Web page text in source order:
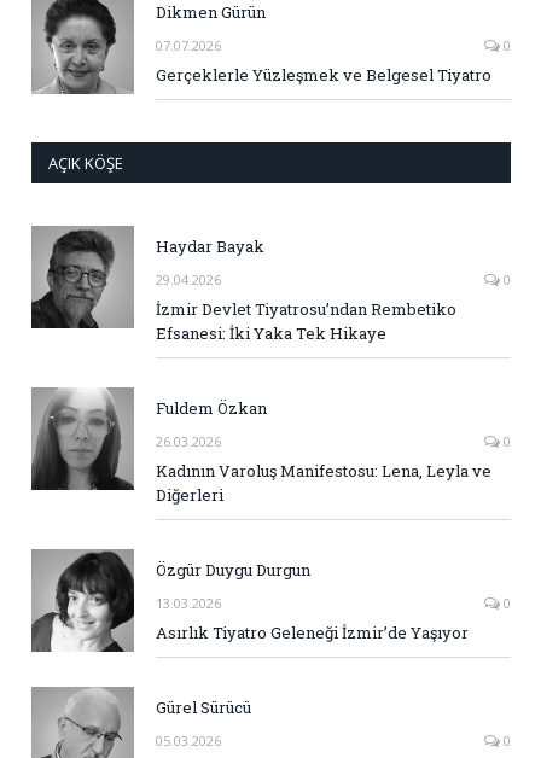
Dikmen Gürün
07.07.2026 0
Gerçeklerle Yüzleşmek ve Belgesel Tiyatro
AÇIK KÖŞE
Haydar Bayak
29.04.2026 0
İzmir Devlet Tiyatrosu’ndan Rembetiko
Efsanesi: İki Yaka Tek Hikaye
Fuldem Özkan
26.03.2026 0
Kadının Varoluş Manifestosu: Lena, Leyla ve
Diğerleri
Özgür Duygu Durgun
13.03.2026 0
Asırlık Tiyatro Geleneği İzmir’de Yaşıyor
Gürel Sürücü
05.03.2026 0